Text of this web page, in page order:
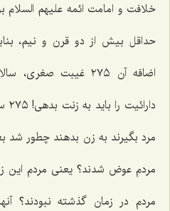
خلافت و امامت ائمه علیهم
اضافه آن ٢٧٥ غیبت
مرد بگیرند به زن بدهند چطور شد
مردم عوض شدند؟ یعنی مردم این
مردم در زمان گذشته نبودند؟